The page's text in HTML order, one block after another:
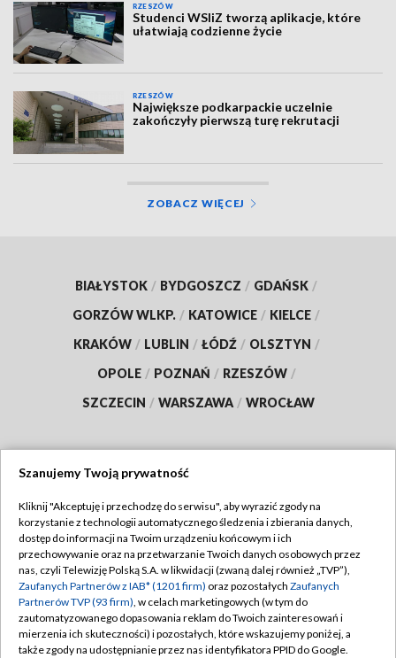
RZESZÓW
Studenci WSIiZ tworzą aplikacje, które
ułatwiają codzienne życie
RZESZÓW
Największe podkarpackie uczelnie
zakończyły pierwszą turę rekrutacji
ZOBACZ WIĘCEJ
BIAŁYSTOK / BYDGOSZCZ / GDAŃSK /
GORZÓW WLKP. / KATOWICE / KIELCE /
KRAKÓW / LUBLIN / ŁÓDŹ / OLSZTYN /
OPOLE / POZNAŃ / RZESZÓW /
SZCZECIN / WARSZAWA / WROCŁAW
TVP
Abonament TVP
Emisja w TVP
Centrum informacji TVP
Naziemna Telewizja Cyfrowa
Regulamin TVP
Polityka prywatności
Moje zgody
Pomoc
Szanujemy Twoją prywatność
Kliknij "Akceptuję i przechodzę do serwisu", aby wyrazić zgody na
korzystanie z technologii automatycznego śledzenia i zbierania danych,
dostęp do informacji na Twoim urządzeniu końcowym i ich
przechowywanie oraz na przetwarzanie Twoich danych osobowych przez
nas, czyli Telewizję Polską S.A. w likwidacji (zwaną dalej również „TVP”),
Zaufanych Partnerów z IAB* (1201 firm) oraz pozostałych Zaufanych
Partnerów TVP (93 firm), w celach marketingowych (w tym do
zautomatyzowanego dopasowania reklam do Twoich zainteresowań i
mierzenia ich skuteczności) i pozostałych, które wskazujemy poniżej, a
także zgody na udostępnianie przez nas identyfikatora PPID do Google.